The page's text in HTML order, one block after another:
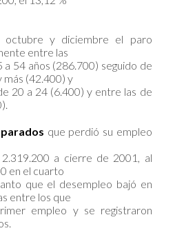
octubre y diciembre el paro
entre las
a 54 años (286.700) seguido de
más (42.400) y
20 a 24 (6.400) y entre las de
que perdió su empleo
a cierre de 2001, al
en el cuarto
que el desempleo bajó en
entre los que
empleo y se registraron